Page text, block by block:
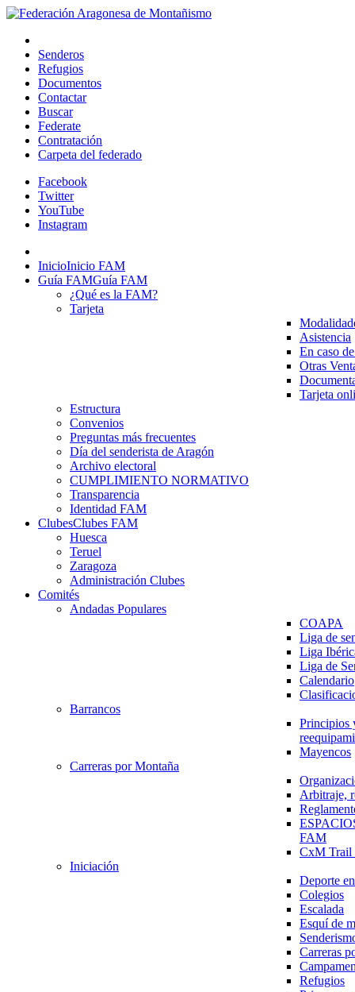
Senderos
Refugios
Documentos
Contactar
Buscar
Federate
Contratación
Carpeta del federado
Facebook
Twitter
YouTube
Instagram
InicioInicio FAM
Guía FAMGuía FAM
¿Qué es la FAM?
Tarjeta
Asistencia
En caso
Otras
Tarjeta
Estructura
Convenios
Preguntas más frecuentes
Día del senderista de Aragón
Archivo electoral
CUMPLIMIENTO NORMATIVO
Transparencia
Identidad FAM
ClubesClubes FAM
Huesca
Teruel
Zaragoza
Administración Clubes
Comités
Andadas Populares
COAPA
Liga de
Liga
Liga de
Calendario
Barrancos
Principios
Mayencos
Carreras por Montaña
Arbitraje,
FAM
CxM
Iniciación
Deporte
Colegios
Escalada
Esquí de
Carreras
Refugios